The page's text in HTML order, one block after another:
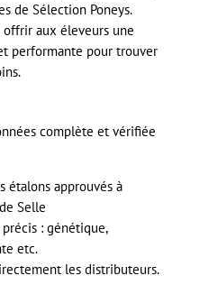
de Sélection Poneys.
offrir aux éleveurs une
performante pour trouver
complète et vérifiée
étalons approuvés à
Selle
: génétique,
etc.
les distributeurs.